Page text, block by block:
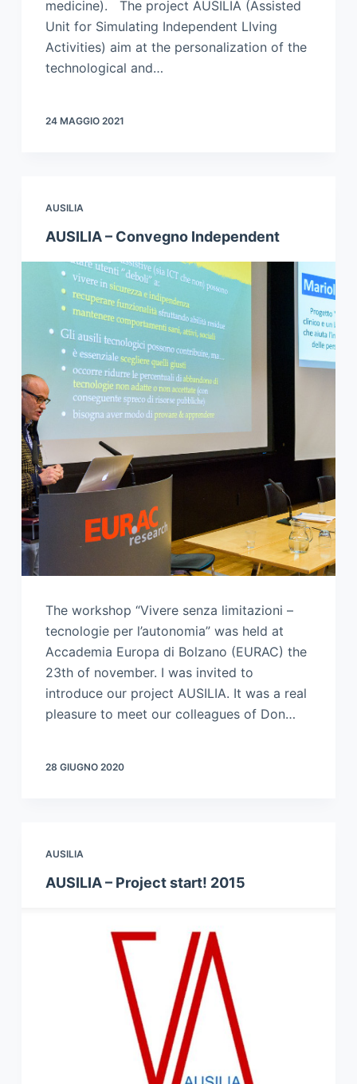
medicine). The project AUSILIA (Assisted
Unit for Simulating Independent LIving
Activities) aim at the personalization of the
technological and…
24 MAGGIO 2021
AUSILIA
AUSILIA – Convegno Independent
The workshop “Vivere senza limitazioni –
tecnologie per l’autonomia” was held at
Accademia Europa di Bolzano (EURAC) the
23th of november. I was invited to
introduce our project AUSILIA. It was a real
pleasure to meet our colleagues of Don…
28 GIUGNO 2020
AUSILIA
AUSILIA – Project start! 2015